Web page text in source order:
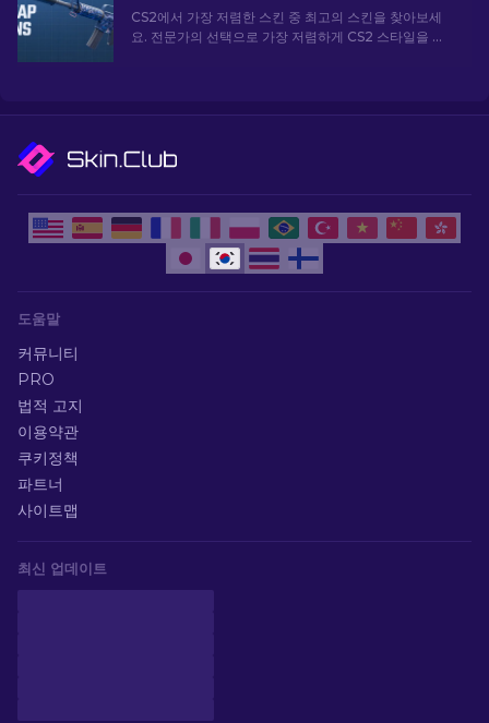
CS2에서 가장 저렴한 스킨 중 최고의 스킨을 찾아보세
요. 전문가의 선택으로 가장 저렴하게 CS2 스타일을 업
도움말
커뮤니티
PRO
법적 고지
이용약관
쿠키정책
파트너
사이트맵
최신 업데이트